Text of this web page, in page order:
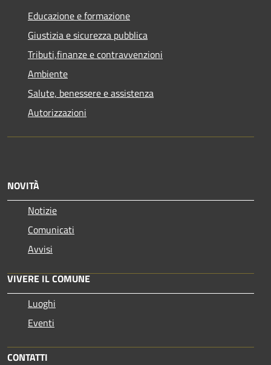
Educazione e formazione
Giustizia e sicurezza pubblica
Tributi,finanze e contravvenzioni
Ambiente
Salute, benessere e assistenza
Autorizzazioni
NOVITÀ
Notizie
Comunicati
Avvisi
VIVERE IL COMUNE
Luoghi
Eventi
CONTATTI